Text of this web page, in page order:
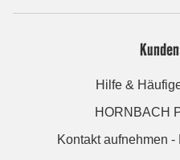
Hilfe &
HORNBACH
Kontakt aufnehmen